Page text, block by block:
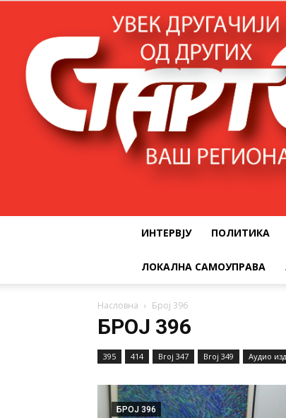
ИНТЕРВЈУ ПОЛИТИКА
ЛОКАЛНА САМОУПРАВА
Насловна Број 396
БРОЈ 396
395 414 Broj 347 Broj 349 Аудио
БРОЈ 396